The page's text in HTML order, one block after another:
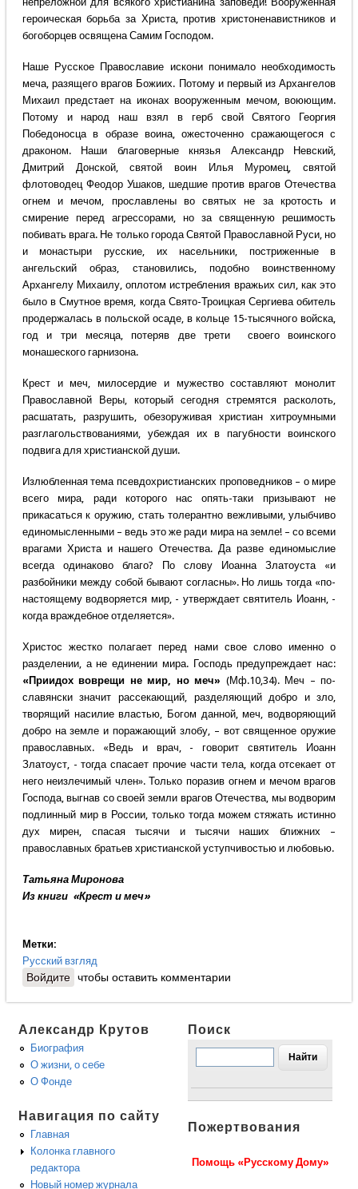
героическая борьба за Христа, против христоненавистников и
богоборцев освящена Самим Господом.
Наше Русское Православие искони понимало необходимость
меча, разящего врагов Божиих. Потому и первый из Архангелов
Михаил предстает на иконах вооруженным мечом, воюющим.
Потому и народ наш взял в герб свой Святого Георгия
Победоносца в образе воина, ожесточенно сражающегося с
драконом. Наши благоверные князья Александр Невский,
Дмитрий Донской, святой воин Илья Муромец, святой
флотоводец Феодор Ушаков, шедшие против врагов Отечества
огнем и мечом, прославлены во святых не за кротость и
смирение перед агрессорами, но за священную решимость
побивать врага. Не только города Святой Православной Руси, но
и монастыри русские, их насельники, постриженные в
ангельский образ, становились, подобно воинственному
Архангелу Михаилу, оплотом истребления вражьих сил, как это
было в Смутное время, когда Свято-Троицкая Сергиева обитель
продержалась в польской осаде, в кольце 15-тысячного войска,
год и три месяца, потеряв две трети своего воинского
монашеского гарнизона.
Крест и меч, милосердие и мужество составляют монолит
Православной Веры, который сегодня стремятся расколоть,
расшатать, разрушить, обезоруживая христиан хитроумными
разглагольствованиями, убеждая их в пагубности воинского
подвига для христианской души.
Излюбленная тема псевдохристианских проповедников – о мире
всего мира, ради которого нас опять-таки призывают не
прикасаться к оружию, стать толерантно вежливыми, улыбчиво
единомысленными – ведь это же ради мира на земле! – со всеми
врагами Христа и нашего Отечества. Да разве единомыслие
всегда одинаково благо? По слову Иоанна Златоуста «и
разбойники между собой бывают согласны». Но лишь тогда «по-
настоящему водворяется мир, - утверждает святитель Иоанн, -
когда враждебное отделяется».
Христос жестко полагает перед нами свое слово именно о
разделении, а не единении мира. Господь предупреждает нас:
«Приидох воврещи не мир, но меч» (Мф.10,34). Меч – по-
славянски значит рассекающий, разделяющий добро и зло,
творящий насилие властью, Богом данной, меч, водворяющий
добро на земле и поражающий злобу, – вот священное оружие
православных. «Ведь и врач, - говорит святитель Иоанн
Златоуст, - тогда спасает прочие части тела, когда отсекает от
него неизлечимый член». Только поразив огнем и мечом врагов
Господа, выгнав со своей земли врагов Отечества, мы водворим
подлинный мир в России, только тогда можем стяжать истинно
дух мирен, спасая тысячи и тысячи наших ближних –
православных братьев христианской уступчивостью и любовью.
Татьяна Миронова
Из книги «Крест и меч»
Метки:
Русский взгляд
Войдите чтобы оставить комментарии
Александр Крутов
Биография
О жизни, о себе
О Фонде
Навигация по сайту
Главная
Колонка главного
редактора
Новый номер журнала
Поиск
Пожертвования
Помощь «Русскому Дому»